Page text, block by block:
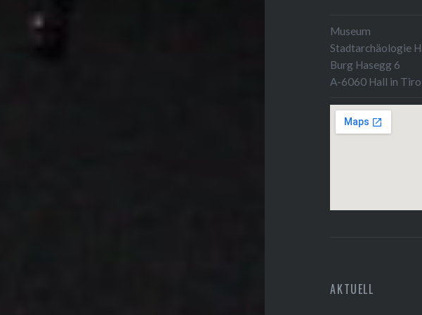
Museum
Stadtarchäologie
Burg Hasegg 6
A-6060 Hall in
AKTUELL